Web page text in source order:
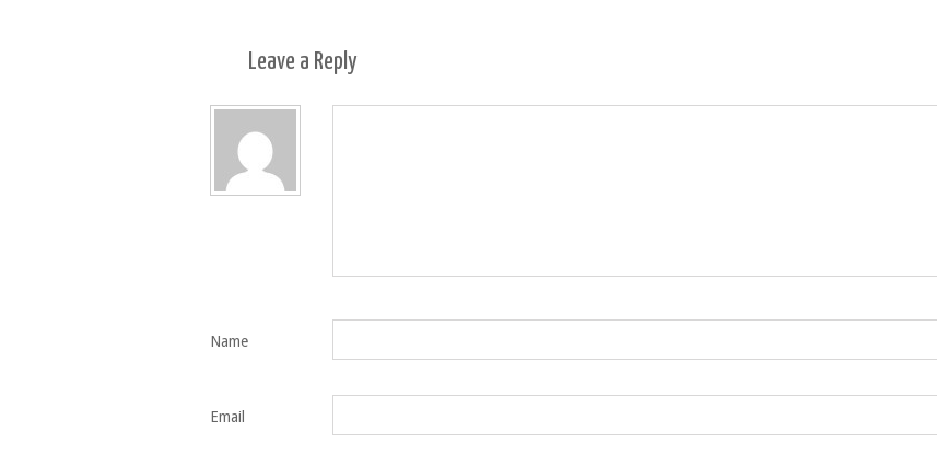
Leave a Reply
Name
Email